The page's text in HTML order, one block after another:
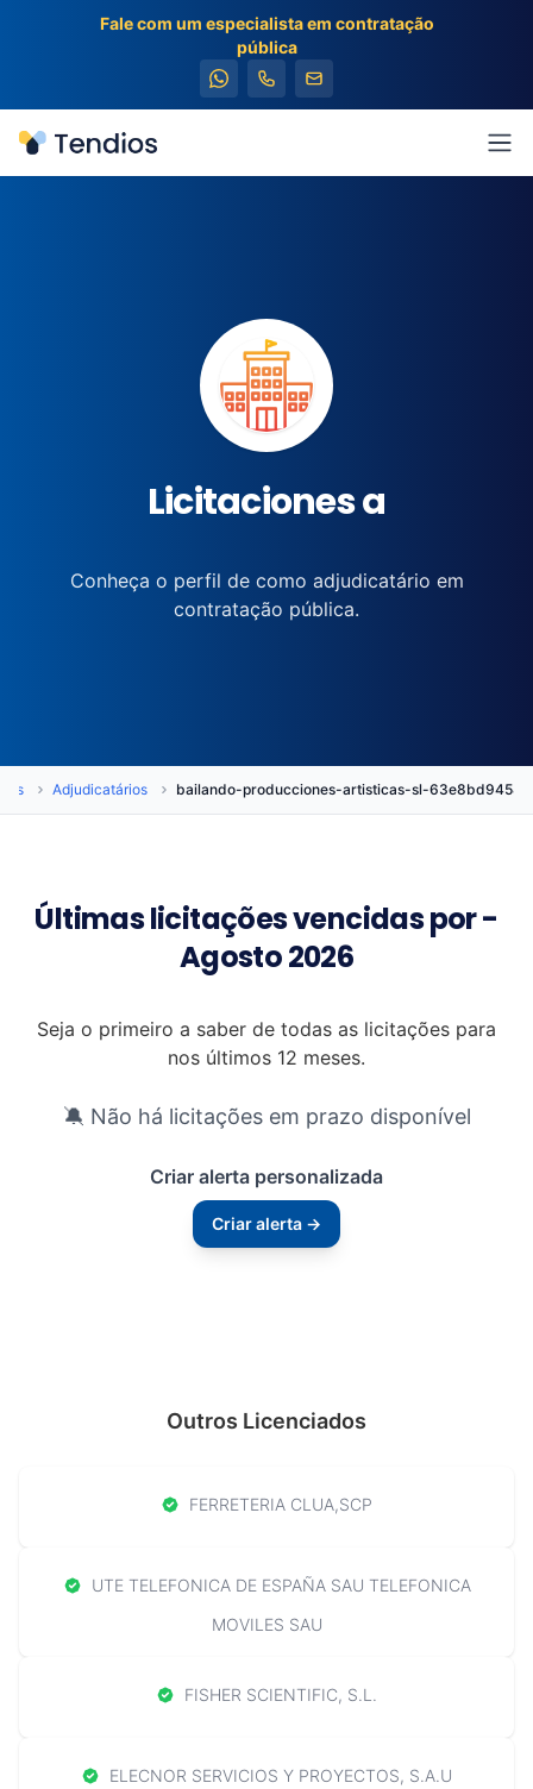
Fale com um especialista em contratação
pública
Tendios
Licitaciones a
Conheça o perfil de como adjudicatário em
contratação pública.
Adjudicatários bailando-producciones-artisticas-sl-
Últimas licitações vencidas por -
Agosto 2026
Seja o primeiro a saber de todas as licitações para
nos últimos 12 meses.
🔕 Não há licitações em prazo disponível
Criar alerta personalizada
Criar alerta →
Outros Licenciados
FERRETERIA CLUA,SCP
UTE TELEFONICA DE ESPAÑA SAU TELEFONICA
MOVILES SAU
FISHER SCIENTIFIC, S.L.
ELECNOR SERVICIOS Y PROYECTOS, S.A.U